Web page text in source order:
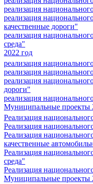
реализация
реализация
качественные дороги"
реализация
среда"
2022 год
реализация
реализация
реализация
дороги"
реализация
Муниципальные проекты
Реализация
Реализация
Реализация
качественные
Реализация
среда"
Реализация
Муниципальные проекты